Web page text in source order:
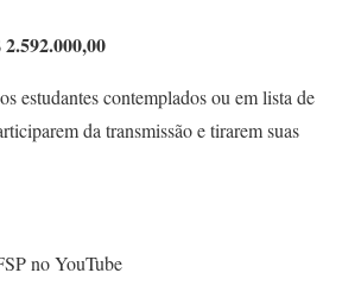
estudantes contemplados ou em lista de
da transmissão e tirarem suas
no YouTube